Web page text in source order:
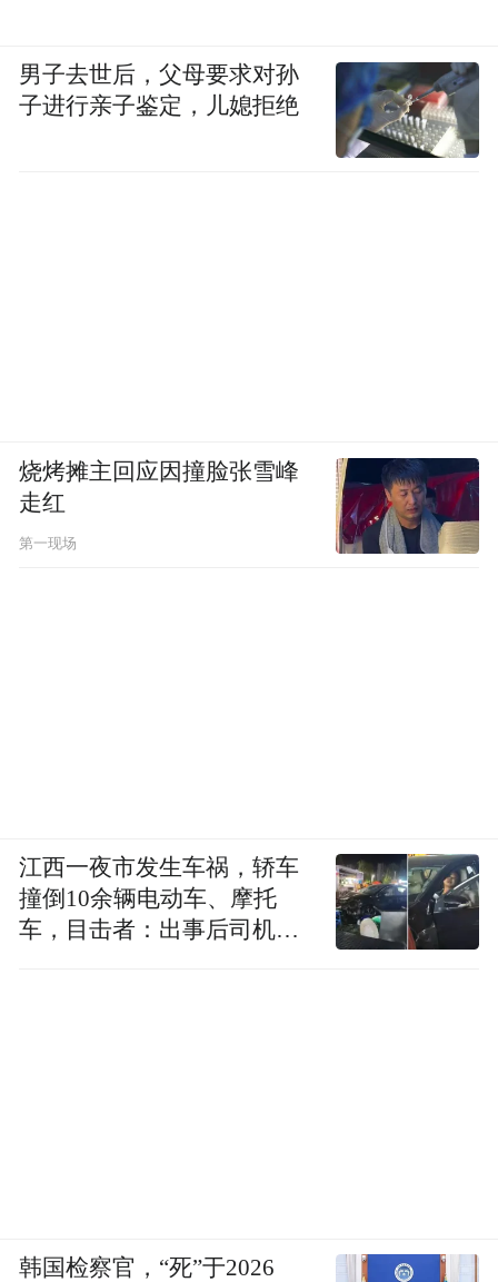
男子去世后，父母要求对孙
子进行亲子鉴定，儿媳拒绝
烧烤摊主回应因撞脸张雪峰
走红
第一现场
江西一夜市发生车祸，轿车
撞倒10余辆电动车、摩托
车，目击者：出事后司机一
韩国检察官，“死”于2026